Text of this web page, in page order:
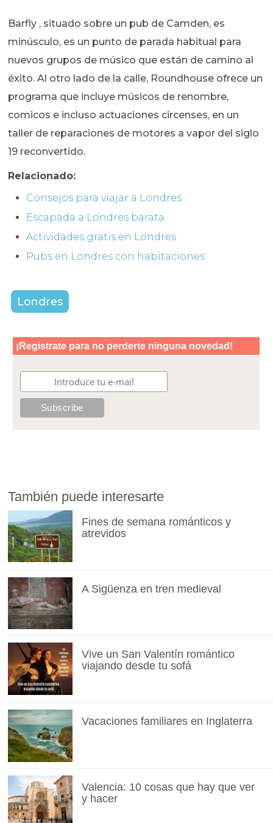
Barfly , situado sobre un pub de Camden, es
minúsculo, es un punto de parada habitual para
nuevos grupos de músico que están de camino al
éxito. Al otro lado de la calle, Roundhouse ofrece un
programa que incluye músicos de renombre,
comicos e incluso actuaciones circenses, en un
taller de reparaciones de motores a vapor del siglo
19 reconvertido.
Relacionado:
Consejos para viajar a Londres
Escapada a Londres barata
Actividades gratis en Londres
Pubs en Londres con habitaciones
Londres
También puede interesarte
Fines de semana románticos y
atrevidos
A Sigüenza en tren medieval
Vive un San Valentín romántico
viajando desde tu sofá
Vacaciones familiares en Inglaterra
Valencia: 10 cosas que hay que ver
y hacer